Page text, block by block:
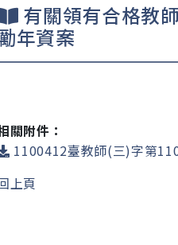
有關領有合格教
年資案
關附件：
1100412臺教師(三)字第
上頁